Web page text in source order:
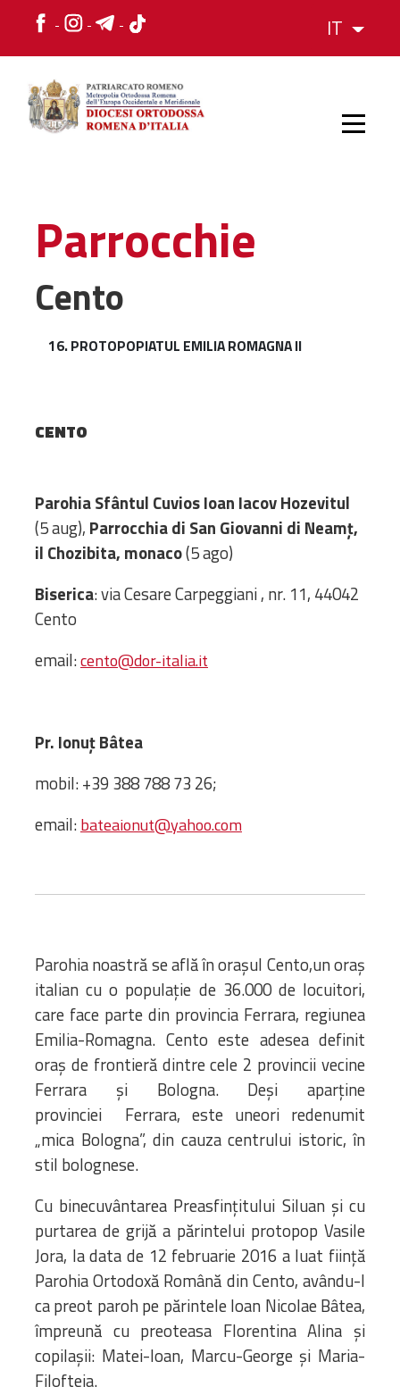
IT
STORIA
chiese e
monumenti
Diaconie
Associazioni e
Centri
Lettere pastorali
Risorse multimediali
CSDE
La Parola del Vescovo
Lectura Lunii
Prezentarea
Parohiilor
CONTATTI
Parrocchie
Cento
16. PROTOPOPIATUL EMILIA ROMAGNA II
CENTO
Parohia Sfântul Cuvios Ioan Iacov Hozevitul
(5 aug), Parrocchia di San Giovanni di Neamț,
il Chozibita, monaco(5 ago)
Biserica: via Cesare Carpeggiani , nr. 11, 44042
Cento
email:cento@dor-italia.it
Pr. IonuțBâtea
mobil: +39 388 788 73 26;
email:bateaionut@yahoo.com
Parohia noastră se află în orașul Cento,un oraș
italian cu o populație de 36.000 de locuitori,
care face parte din provincia Ferrara, regiunea
Emilia-Romagna. Cento este adesea definit
oraș de frontieră dintre cele 2 provincii vecine
Ferrara și Bologna. Deși aparține
provinciei Ferrara, este uneori redenumit
„mica Bologna”, din cauza centrului istoric, în
stil bolognese.
Cu binecuvântarea Preasfințitului Siluan și cu
purtarea de grijă a părintelui protopop Vasile
Jora, la data de 12 februarie 2016 a luat ființă
Parohia Ortodoxă Română din Cento, avându-l
ca preot paroh pe părintele Ioan Nicolae Bâtea,
împreună cu preoteasa Florentina Alina și
copilașii: Matei-Ioan, Marcu-George și Maria-
Filofteia.